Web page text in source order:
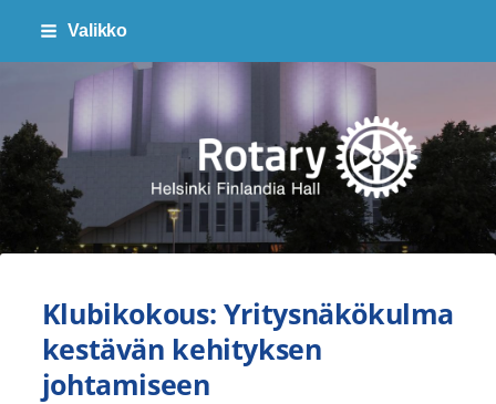
Siirry
sivun
sisältöön
Valikko
Finlandia Hall Rotaryklubi ry
Klubikokous: Yritysnäkökulma
kestävän kehityksen
johtamiseen